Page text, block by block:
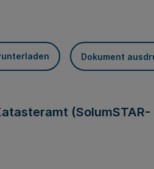
Dokument
(SolumSTAR-